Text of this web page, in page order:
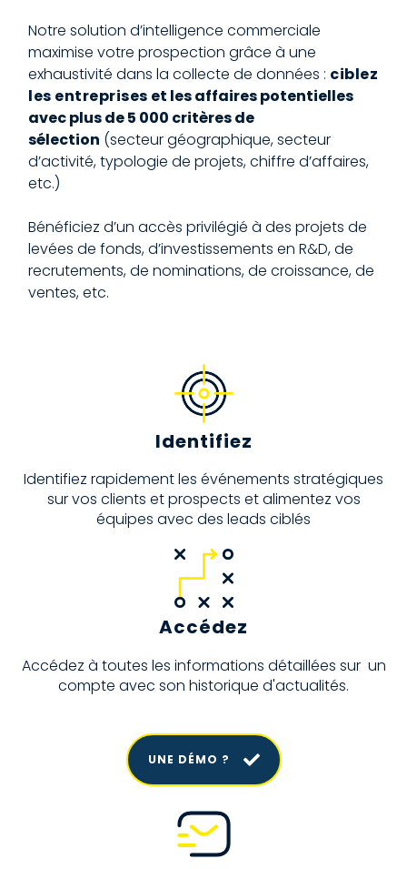
Notre solution d’intelligence commerciale
maximise votre prospection grâce à une
exhaustivité dans la collecte de données : ciblez
les entreprises et les affaires potentielles
avec plus de 5 000 critères de
sélection (secteur géographique, secteur
d’activité, typologie de projets, chiffre d’affaires,
etc.)
Bénéficiez d’un accès privilégié à des projets de
levées de fonds, d’investissements en R&D, de
recrutements, de nominations, de croissance, de
ventes, etc.
Identifiez
Identifiez rapidement les événements stratégiques
sur vos clients et prospects et alimentez vos
équipes avec des leads ciblés
Accédez
Accédez à toutes les informations détaillées sur un
compte avec son historique d'actualités.
UNE DÉMO ?